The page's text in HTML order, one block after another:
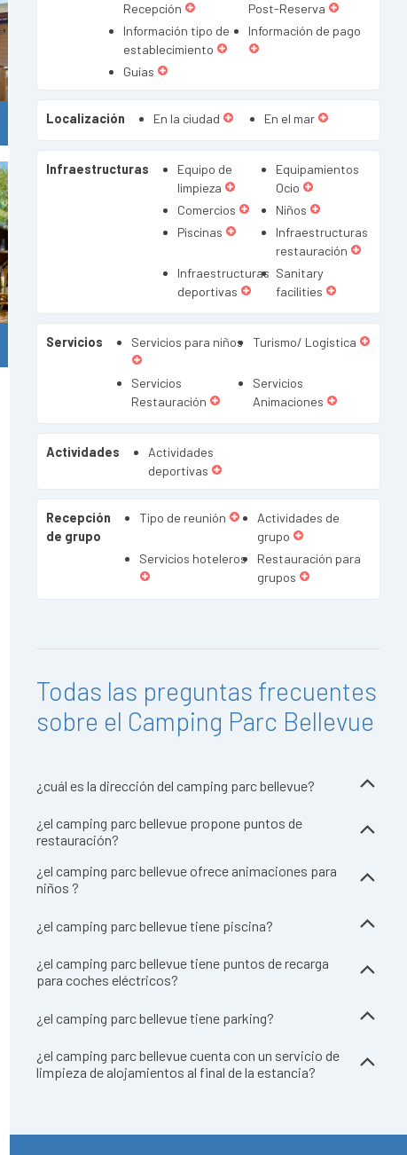
Recepción
Post-Reserva
Información tipo de
establecimiento
Información de pago
Guías
Localización En la ciudad En el mar
Infraestructuras
Equipo de
limpieza
Equipamientos
Ocio
Comercios
Niños
Piscinas
Infraestructuras
restauración
Infraestructuras
deportivas
Sanitary
facilities
Servicios Servicios para niños Turismo/ Logística
Servicios
Restauración
Servicios
Animaciones
Actividades
Actividades
deportivas
Recepción
de grupo
Tipo de reunión
Actividades de
grupo
Servicios hoteleros
Restauración para
grupos
Todas las preguntas frecuentes
sobre el Camping Parc Bellevue
¿cuál es la dirección del camping parc bellevue?
¿el camping parc bellevue propone puntos de
restauración?
¿el camping parc bellevue ofrece animaciones para
niños ?
¿el camping parc bellevue tiene piscina?
¿el camping parc bellevue tiene puntos de recarga
para coches eléctricos?
¿el camping parc bellevue tiene parking?
¿el camping parc bellevue cuenta con un servicio de
limpieza de alojamientos al final de la estancia?